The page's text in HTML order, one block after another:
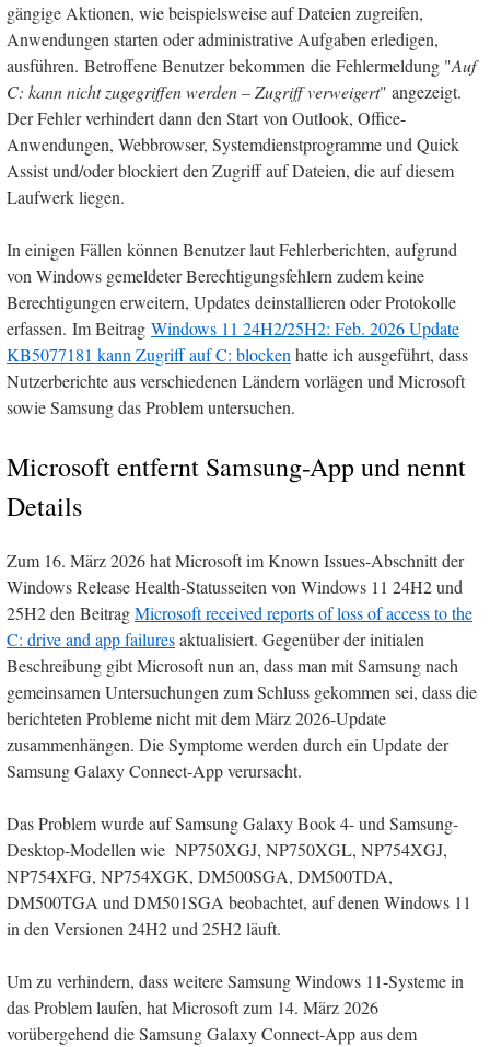
gängige Aktionen, wie beispielsweise auf Dateien zugreifen,
Anwendungen starten oder administrative Aufgaben erledigen,
ausführen. Betroffene Benutzer bekommen die Fehlermeldung "Auf
C: kann nicht zugegriffen werden – Zugriff verweigert" angezeigt.
Der Fehler verhindert dann den Start von Outlook, Office-
Anwendungen, Webbrowser, Systemdienstprogramme und Quick
Assist und/oder blockiert den Zugriff auf Dateien, die auf diesem
Laufwerk liegen.
In einigen Fällen können Benutzer laut Fehlerberichten, aufgrund
von Windows gemeldeter Berechtigungsfehlern zudem keine
Berechtigungen erweitern, Updates deinstallieren oder Protokolle
erfassen. Im Beitrag Windows 11 24H2/25H2: Feb. 2026 Update
KB5077181 kann Zugriff auf C: blockenhatte ich ausgeführt, dass
Nutzerberichte aus verschiedenen Ländern vorlägen und Microsoft
sowie Samsung das Problem untersuchen.
Microsoft entfernt Samsung-App und nennt
Details
Zum 16. März 2026 hat Microsoft im Known Issues-Abschnitt der
Windows Release Health-Statusseiten von Windows 11 24H2 und
25H2 den BeitragMicrosoft received reports of loss of access to the
C: drive and app failuresaktualisiert. Gegenüber der initialen
Beschreibung gibt Microsoft nun an, dass man mit Samsung nach
gemeinsamen Untersuchungen zum Schluss gekommen sei, dass die
berichteten Probleme nicht mit dem März 2026-Update
zusammenhängen. Die Symptome werden durch ein Update der
Samsung Galaxy Connect-App verursacht.
Das Problem wurde auf Samsung Galaxy Book 4- und Samsung-
Desktop-Modellen wie NP750XGJ, NP750XGL, NP754XGJ,
NP754XFG, NP754XGK, DM500SGA, DM500TDA,
DM500TGA und DM501SGA beobachtet, auf denen Windows 11
in den Versionen 24H2 und 25H2 läuft.
Um zu verhindern, dass weitere Samsung Windows 11-Systeme in
das Problem laufen, hat Microsoft zum 14. März 2026
vorübergehend die Samsung Galaxy Connect-App aus dem